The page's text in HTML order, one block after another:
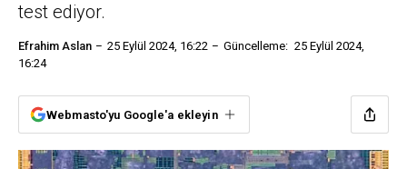
test ediyor.
Efrahim Aslan 25 Eylül 2024, 16:22 Güncelleme: 25 Eylül 2024,
16:24
Webmasto'yu Google'a ekleyin